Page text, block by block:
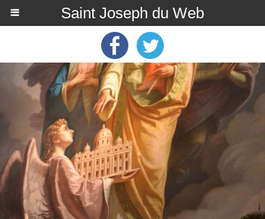
Saint Joseph du Web